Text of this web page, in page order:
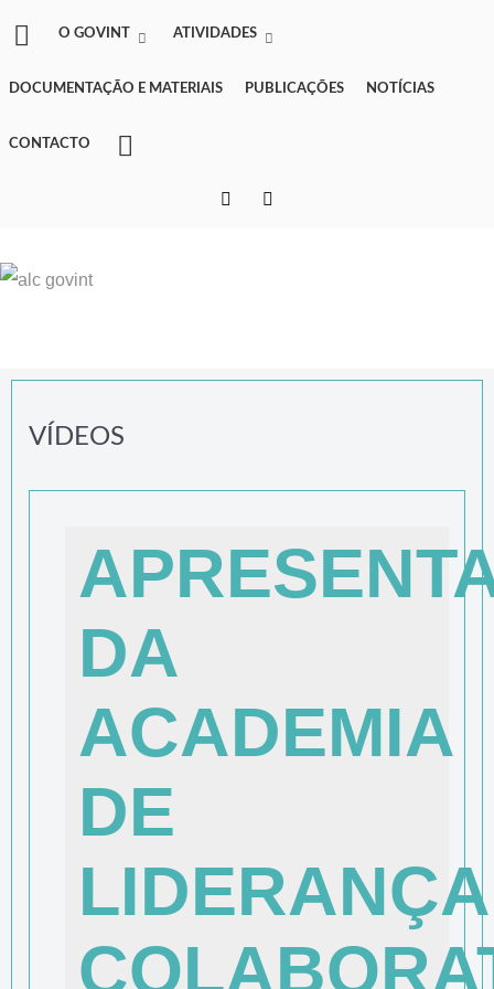
O GOVINT ATIVIDADES
DOCUMENTAÇÃO E MATERIAIS PUBLICAÇÕES NOTÍCIAS
CONTACTO
VÍDEOS
DA
ACADEMIA
DE
LIDERANÇA